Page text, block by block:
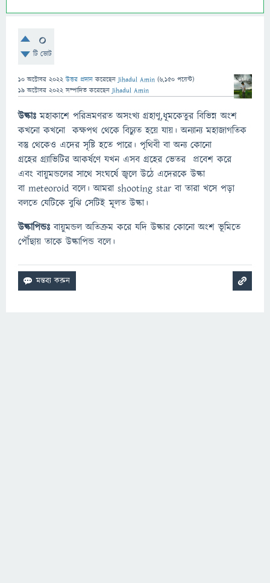
0
টি ভোট
10 অক্টোবর 2022 উত্তর প্রদান করেছেনJihadul Amin (6,150 পয়েন্ট)
19 অক্টোবর 2022 সম্পাদিত করেছেনJihadul Amin
উল্কাঃমহাকাশে পরিভ্রমণরত অসংখ্য গ্রহাণূ,ধূমকেতুর বিভিন্ন অংশ
কখনো কখনো কক্ষপথ থেকে বিচ্যুত হয়ে যায়। অন্যান্য মহাজাগতিক
বস্তু থেকেও এদের সৃষ্টি হতে পারে। পৃথিবী বা অন্য কোনো
গ্রহের গ্র্যাভিটির আকর্ষণে যখন এসব গ্রহের ভেতর প্রবেশ করে
এবং বায়ুমন্ডলের সাথে সংঘর্ষে জ্বলে উঠে এদেরকে উল্কা
বা meteoroid বলে। আমরা shooting star বা তারা খসে পড়া
বলতে যেটিকে বুঝি সেটিই মূলত উল্কা।
উল্কাপিন্ডঃবায়ুমন্ডল অতিক্রম করে যদি উল্কার কোনো অংশ ভূমিতে
পৌঁছায় তাকে উল্কাপিন্ড বলে।